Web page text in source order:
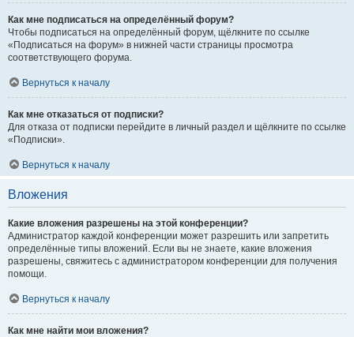
Как мне подписаться на определённый форум?
Чтобы подписаться на определённый форум, щёлкните по ссылке
«Подписаться на форум» в нижней части страницы просмотра
соответствующего форума.
Вернуться к началу
Как мне отказаться от подписки?
Для отказа от подписки перейдите в личный раздел и щёлкните по ссылке
«Подписки».
Вернуться к началу
Вложения
Какие вложения разрешены на этой конференции?
Администратор каждой конференции может разрешить или запретить
определённые типы вложений. Если вы не знаете, какие вложения
разрешены, свяжитесь с администратором конференции для получения
помощи.
Вернуться к началу
Как мне найти мои вложения?